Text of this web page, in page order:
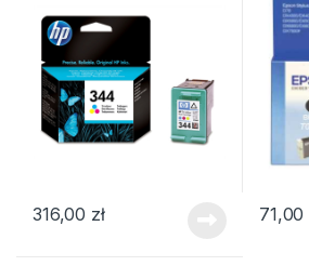
316,00 zł 71,00